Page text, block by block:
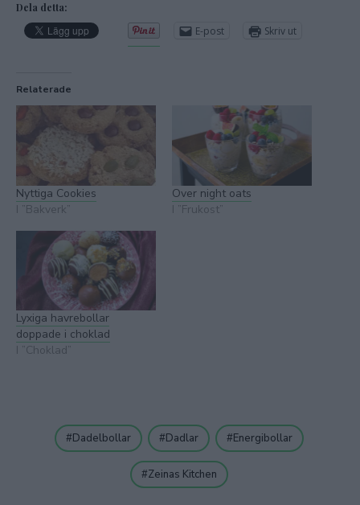
Dela detta:
E-post Skriv ut
Relaterade
Nyttiga Cookies
I ”Bakverk”
Over night oats
I ”Frukost”
Lyxiga havrebollar
doppade i choklad
I ”Choklad”
Dadelbollar Dadlar Energibollar
Zeinas Kitchen